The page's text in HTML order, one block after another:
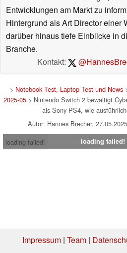
Entwicklungen am Markt zu
Hintergrund als Art Director einer
darüber hinaus tiefe Einblicke in
Branche.
Kontakt:
> Notebook Test, Laptop Test und News
2025-05> Nintendo Switch 2 bewältigt
als Sony PS4, wie
Autor: Hannes Brecher,
loading failed!
loading failed!
Impressum| Team|